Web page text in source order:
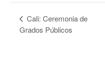
Cali: Ceremonia de
Grados Públicos